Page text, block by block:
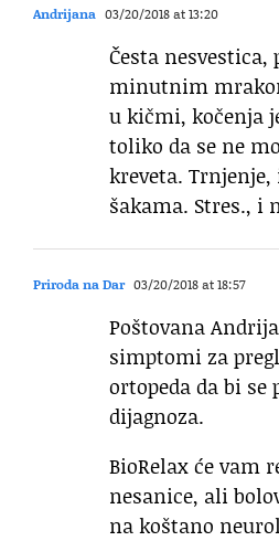
Andrijana 03/20/2018 at 13:20
Česta nesvestica,
minutnim
u kičmi, kočenja
toliko da se ne
kreveta. Trnjenje,
šakama. Stres., i
Priroda na Dar 03/20/2018 at 18:57
Poštovana
simptomi za
ortopeda da bi
dijagnoza.
BioRelax će vam
nesanice, ali
na koštano